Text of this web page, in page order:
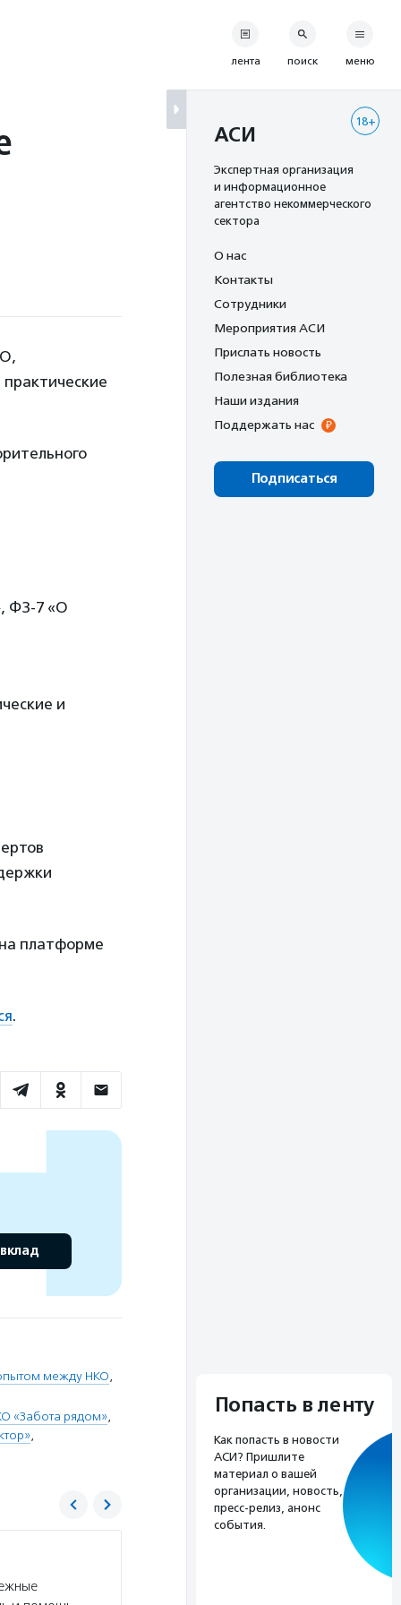
ФЗ-7 «О
и
платформе
.
между НКО,
«Забота рядом»,
,
Благотворительный фонд Елены и
лента поиск меню
18+
АСИ
Экспертная организация
и информационное
агентство некоммерческого
сектора
О нас
Контакты
Сотрудники
Мероприятия АСИ
Прислать новость
Полезная библиотека
Наши издания
Поддержать нас
Подписаться
Попасть в ленту
Как попасть в новости
АСИ? Пришлите
материал о вашей
организации, новость,
пресс-релиз, анонс
события.